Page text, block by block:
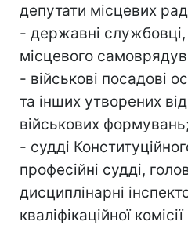
депутати місцевих
- державні службовці,
місцевого
- військові посадові
та інших утворених
військових формувань;
- судді
професійні судді,
дисциплінарні
кваліфікаційної